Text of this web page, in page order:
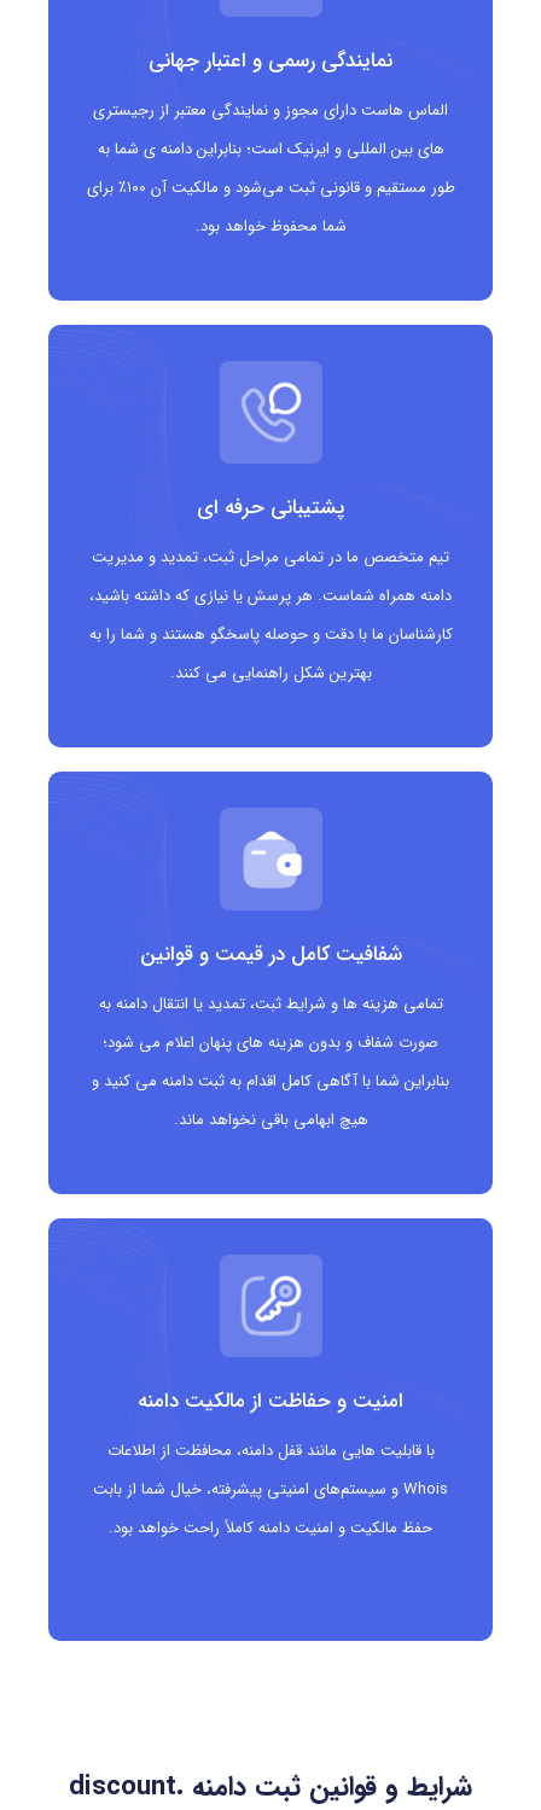
مخاطبانی که کمپین های مدت دار برگزار می کنند
عمده فروشی ها و بنکداران
برندهایی که می خواهند بخش تخفیف خود را با یک
ویژه
سایت های نقد و بررسی قیمت
نمایندگی رسمی و اعتبار جهانی
الماس هاست دارای مجوز و نمایندگی معتبر از رجیستری
های بین المللی و ایرنیک است؛ بنابراین دامنه ی شما به
طور مستقیم و قانونی ثبت می‌شود و مالکیت آن ۱۰۰٪ برای
شما محفوظ خواهد بود.
پشتیبانی حرفه ای
تیم متخصص ما در تمامی مراحل ثبت، تمدید و مدیریت
دامنه همراه شماست. هر پرسش یا نیازی که داشته باشید،
کارشناسان ما با دقت و حوصله پاسخگو هستند و شما را به
بهترین شکل راهنمایی می کنند.
شفافیت کامل در قیمت و قوانین
تمامی هزینه ها و شرایط ثبت، تمدید یا انتقال دامنه به
صورت شفاف و بدون هزینه های پنهان اعلام می شود؛
بنابراین شما با آگاهی کامل اقدام به ثبت دامنه می کنید و
هیچ ابهامی باقی نخواهد ماند.
امنیت و حفاظت از مالکیت دامنه
با قابلیت هایی مانند قفل دامنه، محافظت از اطلاعات
Whois و سیستم‌های امنیتی پیشرفته، خیال شما از بابت
حفظ مالکیت و امنیت دامنه کاملاً راحت خواهد بود.
شرایط و قوانین ثبت دامنه .discount